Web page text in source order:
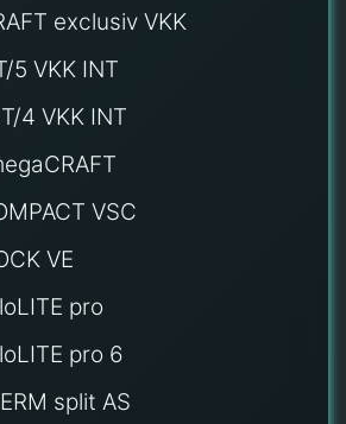
exclusiv VKK
5 VKK INT
4 VKK INT
VSC
VE
pro
pro 6
split AS